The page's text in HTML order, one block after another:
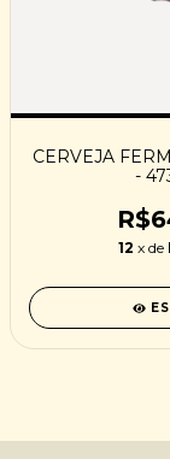
CERVEJA
-
12 x de